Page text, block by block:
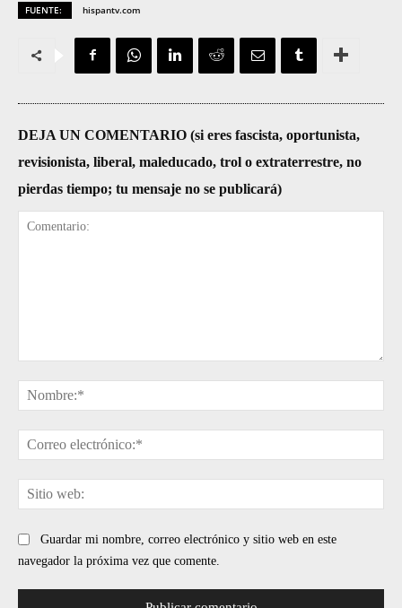
FUENTE: hispantv.com
DEJA UN COMENTARIO (si eres fascista, oportunista,
revisionista, liberal, maleducado, trol o extraterrestre, no
pierdas tiempo; tu mensaje no se publicará)
Guardar mi nombre, correo electrónico y sitio web en este
navegador la próxima vez que comente.